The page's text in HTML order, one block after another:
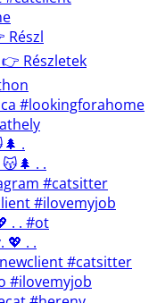
Részl
.
. . #ot